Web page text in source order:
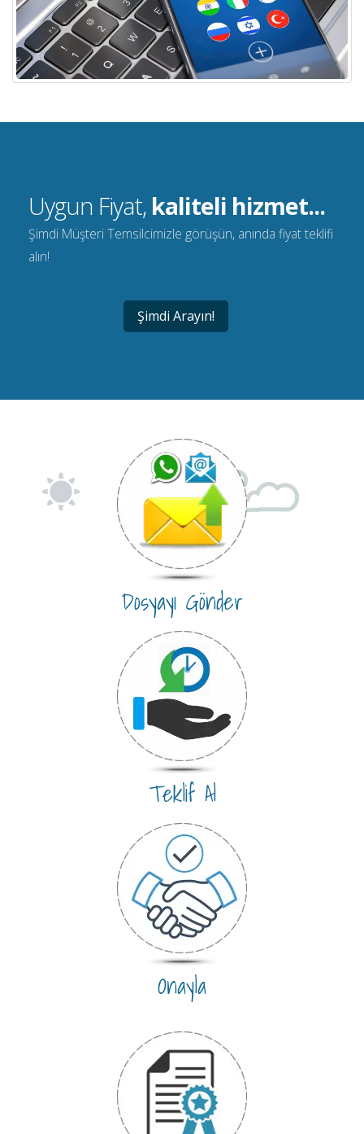
Uygun Fiyat, kaliteli hizmet...
Şimdi Müşteri Temsilcimizle görüşün, anında fiyat teklifi
alın!
Şimdi Arayın!
Dosyayı Gönder
Teklif Al
Onayla